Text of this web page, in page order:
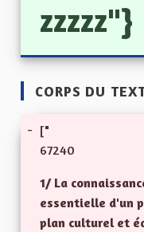
zzzzz"}
CORPS DU
- ["
67240
1/ La
essentielle d'un
plan culturel et